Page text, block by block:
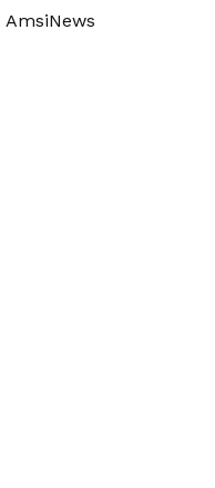
AmsiNews